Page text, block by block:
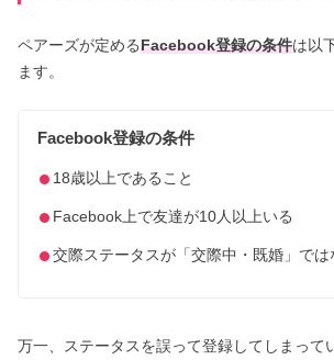
ペアーズが定めるFacebook登録の条件は以
ます。
Facebook登録の条件
18歳以上であること
Facebook上で友達が10人以上いる
交際ステータスが「交際中・既婚」では
万一、ステータスを誤って登録してしまって